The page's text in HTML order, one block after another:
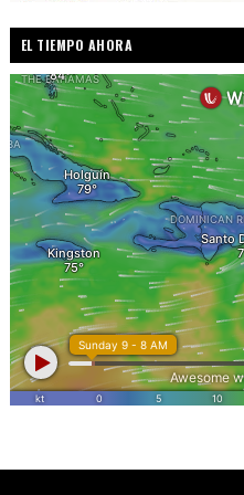
EL TIEMPO AHORA